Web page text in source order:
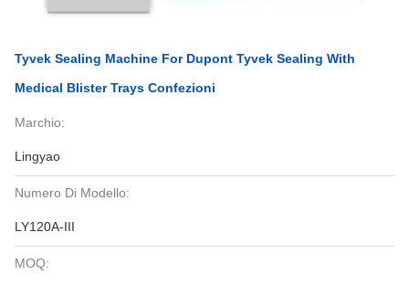
Tyvek Sealing Machine For Dupont Tyvek Sealing With
Medical Blister Trays Confezioni
Marchio:
Lingyao
Numero Di Modello:
LY120A-III
MOQ: